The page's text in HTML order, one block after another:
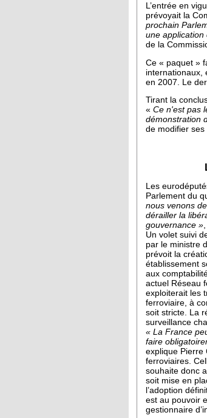
L’entrée en
prévoyait la
prochain
une application
de la
Ce « paquet »
internationaux,
en 2007. Le
Tirant la
« Ce n'est pas
démonstration
de modifier ses
Les
Parlement du
nous venons
dérailler la
gouvernance »
Un volet suivi
par le ministre
prévoit la
établissement
aux
actuel Réseau
exploiterait les
ferroviaire, à
soit stricte. La
surveillance
« La France
faire
explique Pierre
ferroviaires.
souhaite donc
soit mise en
l’adoption
est au pouvoir
gestionnaire